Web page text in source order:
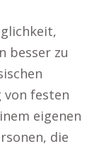
besser zu
von festen
eigenen
die